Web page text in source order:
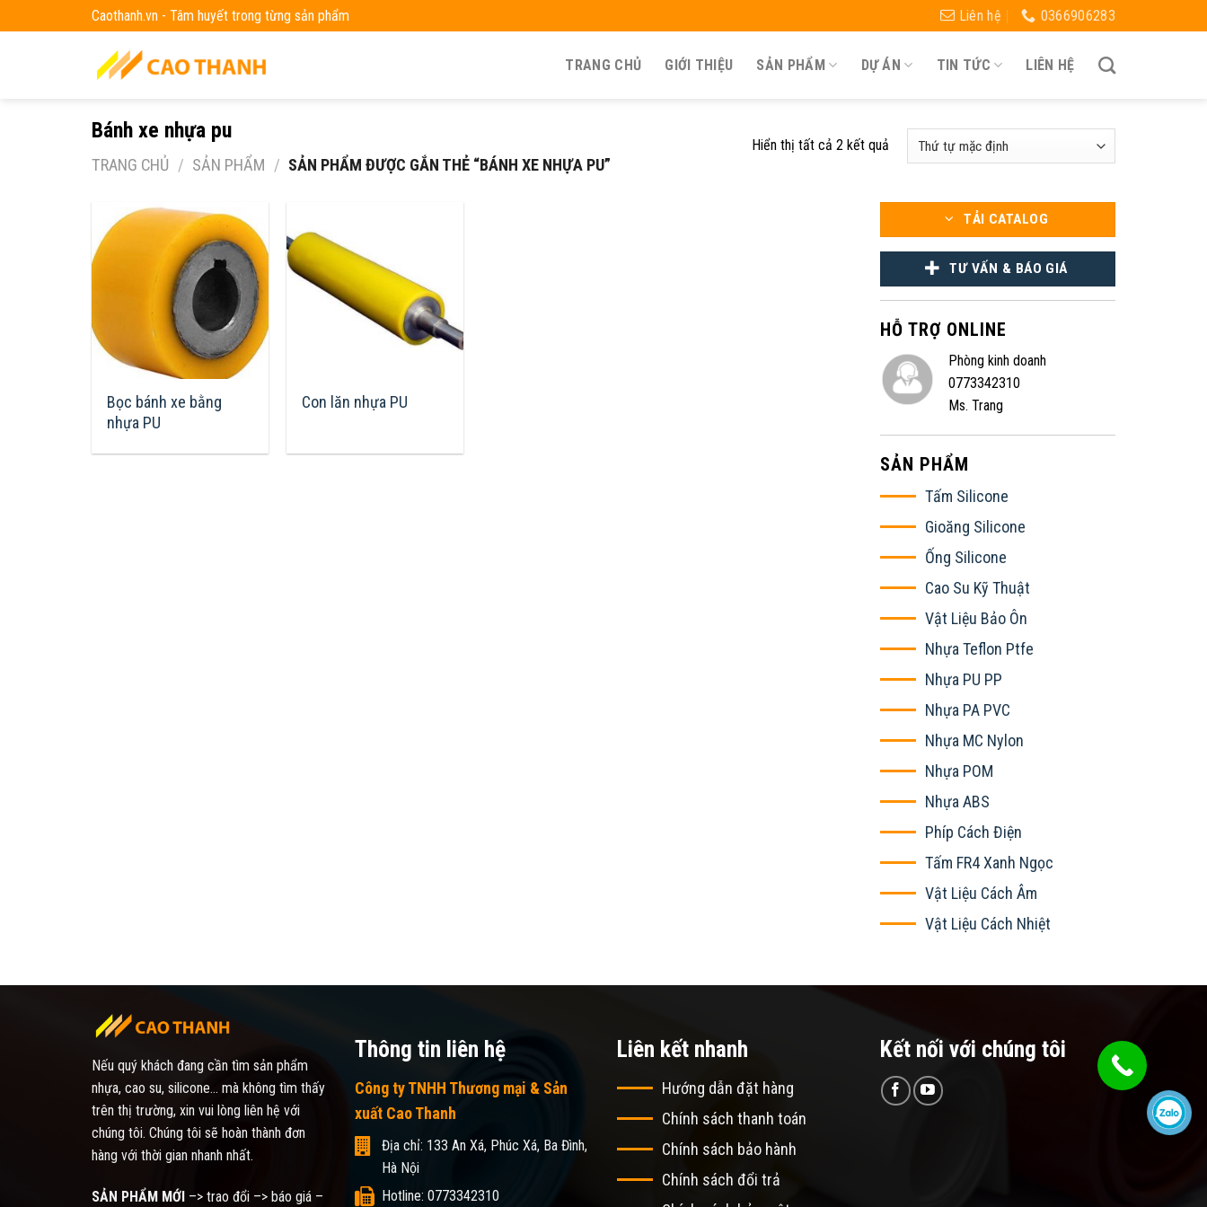
to
Caothanh.vn - Tâm huyết trong từng sản phẩm Liên hệ 0366906283
TRANG CHỦ GIỚI THIỆU SẢN PHẨM DỰ ÁN TIN TỨC LIÊN HỆ
Bánh xe nhựa pu
TRANG CHỦ / SẢN PHẨM / SẢN PHẨM ĐƯỢC GẮN THẺ “BÁNH XE NHỰA PU”
Hiển thị tất cả 2 kết quả
Bọc bánh xe bằng
nhựa PU
Con lăn nhựa PU
TẢI CATALOG
TƯ VẤN & BÁO GIÁ
HỖ TRỢ ONLINE
Phòng kinh doanh
0773342310
Ms. Trang
SẢN PHẨM
Tấm Silicone
Gioăng Silicone
Ống Silicone
Cao Su Kỹ Thuật
Vật Liệu Bảo Ôn
Nhựa Teflon Ptfe
Nhựa PU PP
Nhựa PA PVC
Nhựa MC Nylon
Nhựa POM
Nhựa ABS
Phíp Cách Điện
Tấm FR4 Xanh Ngọc
Vật Liệu Cách Âm
Vật Liệu Cách Nhiệt
Nếu quý khách đang cần tìm sản phẩm
nhựa, cao su, silicone... mà không tìm thấy
trên thị trường, xin vui lòng liên hệ với
chúng tôi. Chúng tôi sẽ hoàn thành đơn
hàng với thời gian nhanh nhất.
SẢN PHẨM MỚI –> trao đổi –> báo giá –
Thông tin liên hệ
Công ty TNHH Thương mại & Sản
xuất Cao Thanh
Địa chỉ: 133 An Xá, Phúc Xá, Ba Đình,
Hà Nội
Hotline: 0773342310
Liên kết nhanh
Hướng dẫn đặt hàng
Chính sách thanh toán
Chính sách bảo hành
Chính sách đổi trả
Kết nối với chúng tôi